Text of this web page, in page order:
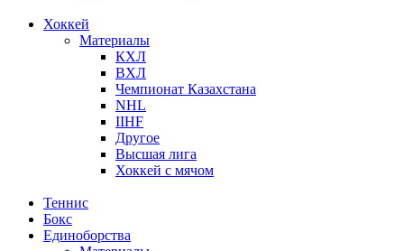
Хоккей
Материалы
КХЛ
ВХЛ
Чемпионат Казахстана
NHL
IIHF
Другое
Высшая лига
Хоккей с мячом
Теннис
Бокс
Единоборства